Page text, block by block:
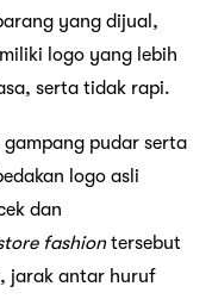
yang dijual,
logo yang lebih
serta tidak rapi.
pudar serta
logo asli
dan
fashiontersebut
jarak antar huruf